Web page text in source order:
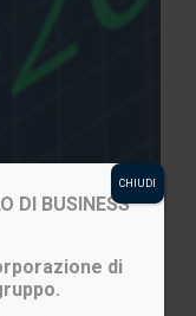
DI BUSINESS
di
CHIUDI